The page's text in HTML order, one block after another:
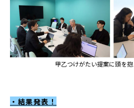
甲乙つけがたい提案に頭を
・結果発表！